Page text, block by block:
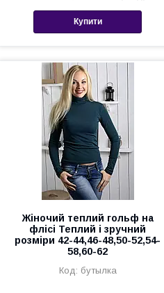
Купити
Жіночий теплий гольф на
флісі Теплий і зручний
розміри 42-44,46-48,50-52,54-
58,60-62
бутылка